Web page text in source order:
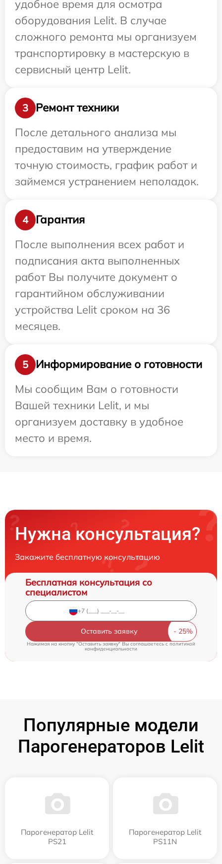
удобное время для осмотра
оборудования Lelit. В случае
сложного ремонта мы организуем
транспортировку в мастерскую в
сервисный центр Lelit.
3
Ремонт техники
После детального анализа мы
предоставим на утверждение
точную стоимость, график работ и
займемся устранением неполадок.
4
Гарантия
После выполнения всех работ и
подписания акта выполненных
работ Вы получите документ о
гарантийном обслуживании
устройства Lelit сроком на 36
месяцев.
5
Информирование о готовности
Мы сообщим Вам о готовности
Вашей техники Lelit, и мы
организуем доставку в удобное
место и время.
Нужна консультация?
Закажите бесплатную консультацию
Бесплатная консультация со
специалистом
Оставить заявку
Нажимая на кнопку "Оставить заявку" Вы соглашаетесь cполитикой
конфиденциальности
Популярные модели
Парогенераторов Lelit
Парогенератор Lelit
PS21
Парогенератор Lelit
PS11N